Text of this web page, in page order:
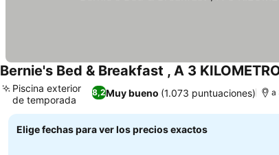
8,2Muy bueno (1.073 puntuaciones)
Piscina exterior
de temporada
a
Elige fechas para ver los precios exactos